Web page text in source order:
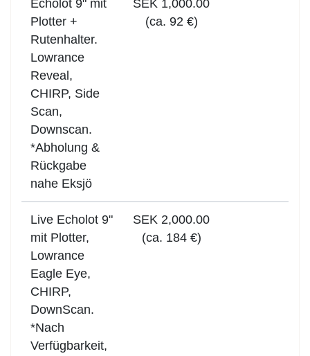
Echolot 9" mit
Plotter +
Rutenhalter.
Lowrance
Reveal,
CHIRP, Side
Scan,
Downscan.
*Abholung &
Rückgabe
nahe Eksjö
SEK 1,000.00
(ca. 92 €)
Live Echolot 9"
mit Plotter,
Lowrance
Eagle Eye,
CHIRP,
DownScan.
*Nach
Verfügbarkeit,
SEK 2,000.00
(ca. 184 €)